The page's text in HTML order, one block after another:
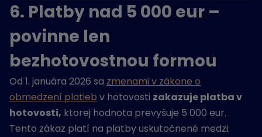
6. Platby nad 5 000 eur –
povinne len
bezhotovostnou formou
Od 1. januára 2026 sa zmenami v zákone o
obmedzení platieb v hotovosti zakazuje platba v
hotovosti, ktorej hodnota prevyšuje 5 000 eur.
Tento zákaz platí na platby uskutočnené medzi: